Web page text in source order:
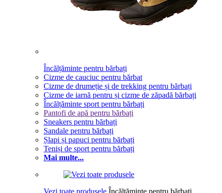
Încălțăminte pentru bărbați
Cizme de cauciuc pentru bărbat
Cizme de drumeție și de trekking pentru bărbați
Cizme de iarnă pentru și cizme de zăpadă bărbați
Încălțăminte sport pentru bărbați
Pantofi de apă pentru bărbați
Sneakers pentru bărbați
Sandale pentru bărbați
Șlapi și papuci pentru bărbați
Teniși de sport pentru bărbați
Mai multe...
Vezi toate produsele Încălțăminte pentru bărbați